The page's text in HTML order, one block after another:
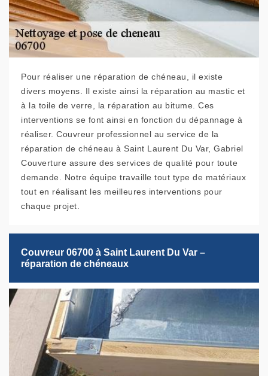
Pour réaliser une réparation de chéneau, il existe
divers moyens. Il existe ainsi la réparation au mastic et
à la toile de verre, la réparation au bitume. Ces
interventions se font ainsi en fonction du dépannage à
réaliser. Couvreur professionnel au service de la
réparation de chéneau à Saint Laurent Du Var, Gabriel
Couverture assure des services de qualité pour toute
demande. Notre équipe travaille tout type de matériaux
tout en réalisant les meilleures interventions pour
chaque projet.
Couvreur 06700 à Saint Laurent Du Var –
réparation de chéneaux